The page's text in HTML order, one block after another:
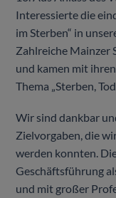
Interessierte die
im Sterben“ in
Zahlreiche Mainzer
und kamen mit
Thema „Sterben,
Wir sind dankbar
Zielvorgaben, die
werden konnten.
Geschäftsführung
und mit großer